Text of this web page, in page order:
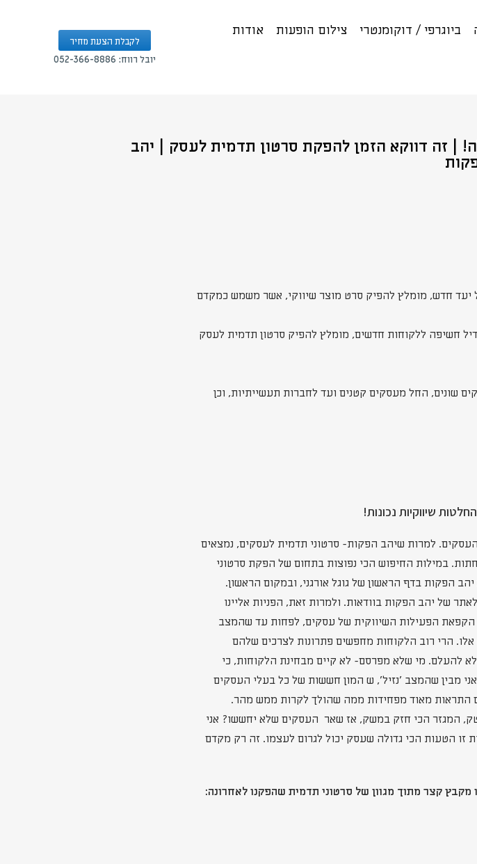
ביוגרפי / דוקומנטרי צילום הופעות אודות
לקבלת הצעת מחיר
יובל רווח: 052-366-8886
| זה דווקא הזמן להפקת סרטון תדמית לעסק | יהב
יעד חדש, מומלץ להפיק סרט מוצר שיווקי, אשר משמש כמקדם
חשיפה ללקוחות חדשים, מומלץ להפיק סרטון תדמית לעסק
שונים, החל מעסקים קטנים ועד לחברות תעשייתיות, וכן
שיווקיות נכונות!
למרות שיהב הפקות- סרטוני תדמית לעסקים, נמצאים
במילות החיפוש הכי נפוצות בתחום של הפקת סרטוני
הפקות בדף הראשון של גוגל אורגני, ובמקום הראשון.
של יהב הפקות בוודאות. ולמרות זאת, הפניות אליינו
הקפאת הפעילות השיווקית של עסקים, לפחות עד שהמצב
הרי רוב הלקוחות מחפשים פתרונות לצרכים שלהם
להעלם. מי שלא מפרסם- לא קיים מבחינת הלקוחות, כי
מבין שהמצב 'נזיל', ש המון חששות של כל בעלי העסקים
התראות מאוד מפחידות ממה שהולך לקרות ממש מהר.
המגזר הכי חזק במשק, אז שאר העסקים שלא יחששו? אני
זו הטעות הכי גדולה שעסק יכול לגרום לעצמו. זה רק מקדם
קצר מתוך מגוון של סרטוני תדמית שהפקנו לאחרונה: